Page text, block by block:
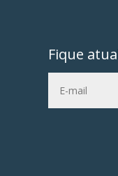
Fique